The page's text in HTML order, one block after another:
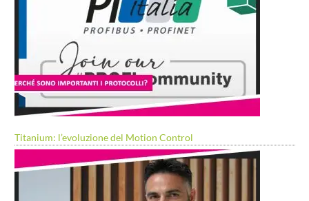
Titanium: l’evoluzione del Motion Control